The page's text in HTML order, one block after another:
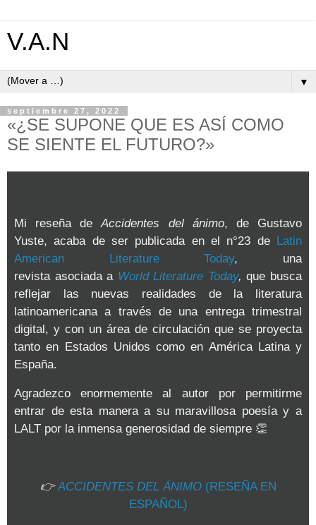
V.A.N
▼
septiembre 27, 2022
«¿SE SUPONE QUE ES ASÍ COMO
SE SIENTE EL FUTURO?»
Mi reseña deAccidentes del ánimo, de Gustavo
Yuste, acaba de ser publicada en el n°23 de
Latin
American Literature Today, una
revista asociada a World Literature Today,que busca
reflejar las nuevas realidades de la literatura
latinoamericana a través de una entrega trimestral
digital, y con un área de circulación que se proyecta
tanto en Estados Unidos como en América Latina y
España.
Agradezco enormemente al autor por permitirme
entrar de esta manera a su maravillosa poesía y a
LALT por la inmensa generosidad de siempre 👏
👉 ACCIDENTES DEL ÁNIMO(RESEÑA EN
ESPAÑOL)